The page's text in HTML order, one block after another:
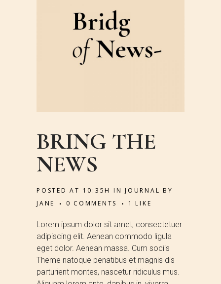
BRING THE
NEWS
POSTED AT 10:35H INJOURNAL BY
JANE
0 COMMENTS 1 LIKE
Lorem ipsum dolor sit amet, consectetuer
adipiscing elit. Aenean commodo ligula
eget dolor. Aenean massa. Cum sociis
Theme natoque penatibus et magnis dis
parturient montes, nascetur ridiculus mus.